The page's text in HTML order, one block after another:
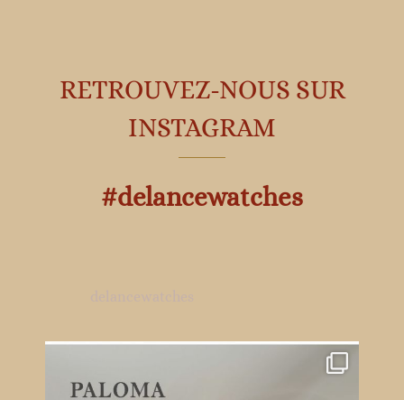
RETROUVEZ-NOUS SUR
INSTAGRAM
#delancewatches